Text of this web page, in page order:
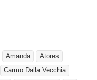
Amanda
Atores
Carmo Dalla Vecchia